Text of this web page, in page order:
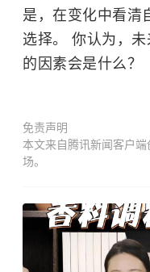
是，在变化中看清
选择。 你认为，
的因素会是什么？
免责声明
本文来自腾讯新闻客户
场。